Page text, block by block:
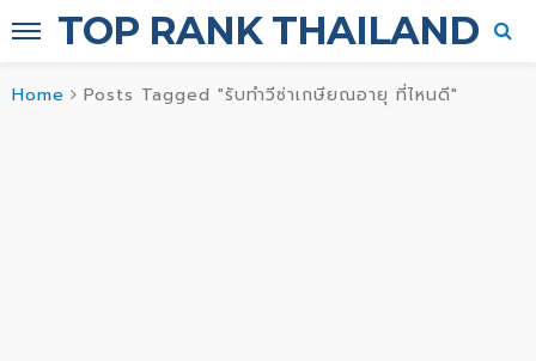
TOP RANK THAILAND
Home Posts Tagged "รับทำวีซ่าเกษียณอายุ ที่ไหนดี"